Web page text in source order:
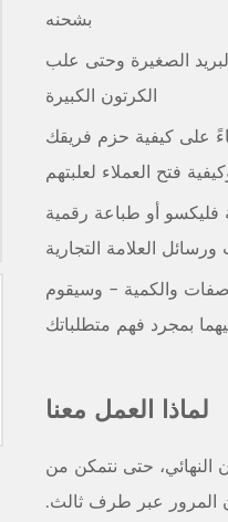
بشحنه
الصغيرة وحتى علب
الكرتون الكبيرة
على كيفية حزم فريقك
فتح العملاء لعلبتهم
أو طباعة رقمية
والكمية - وسيقوم
بمجرد فهم متطلباتك
لماذا العمل معنا
النهائي، حتى نتمكن من
المرور عبر طرف ثالث.